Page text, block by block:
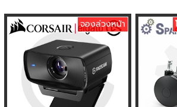
จองล่วงหน้า